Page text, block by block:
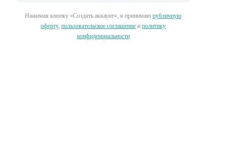
Нажимая кнопку «‎Создать аккаунт»‎, я принимаю публичную
оферту, пользовательское соглашение и политику
конфиденциальности